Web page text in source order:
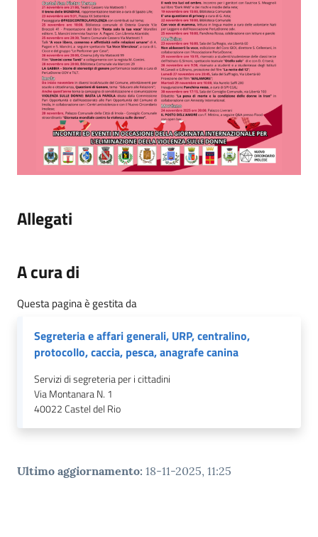
Allegati
A cura di
Questa pagina è gestita da
Segreteria e affari generali, URP, centralino,
protocollo, caccia, pesca, anagrafe canina
Servizi di segreteria per i cittadini
Via Montanara N. 1
40022Castel del Rio
Ultimo aggiornamento: 18-11-2025, 11:25